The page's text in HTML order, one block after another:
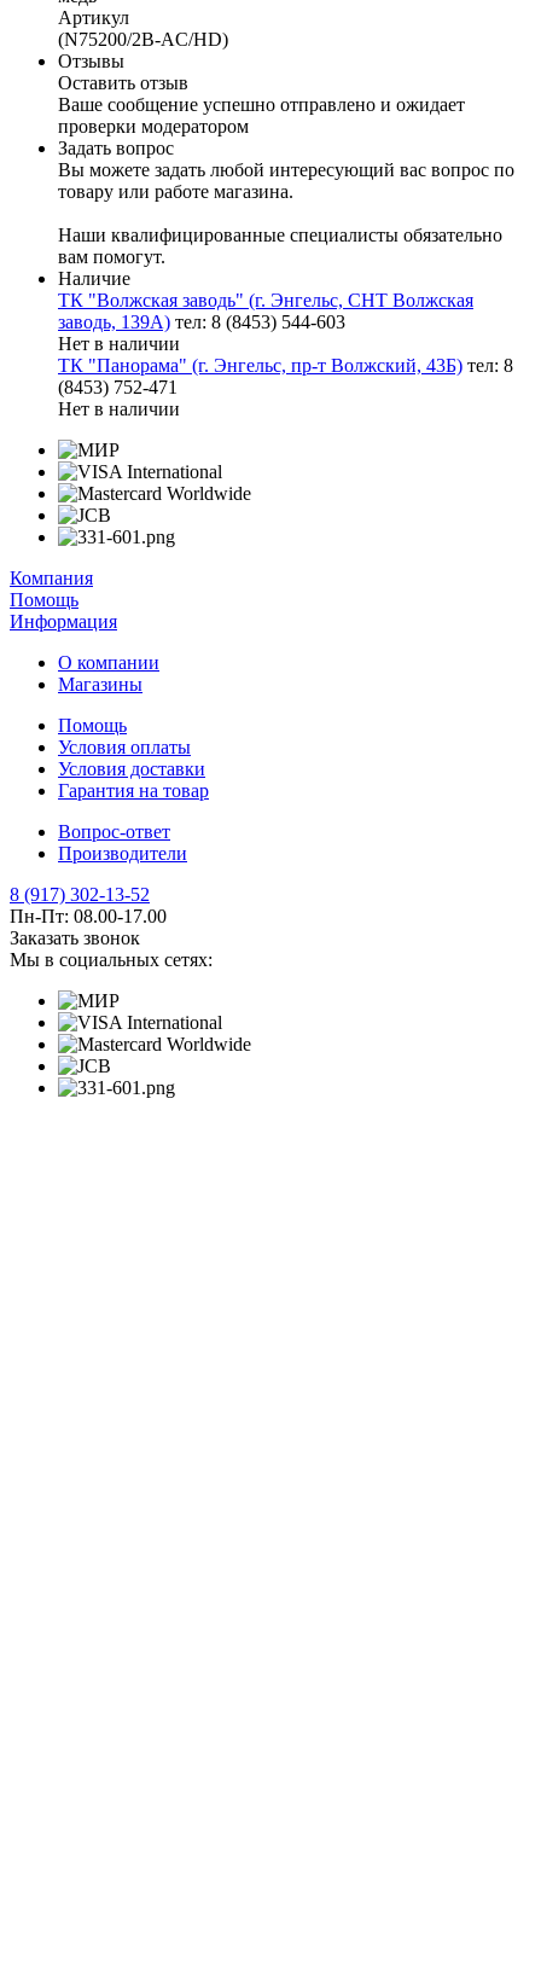
Артикул
(N75200/2B-AC/HD)
Отзывы
Оставить отзыв
Ваше сообщение успешно отправлено и ожидает
проверки модератором
Задать вопрос
Вы можете задать любой интересующий вас вопрос по
товару или работе магазина.
Наши квалифицированные специалисты обязательно
вам помогут.
Наличие
ТК "Волжская заводь" (г. Энгельс, СНТ Волжская
заводь, 139А) тел: 8 (8453) 544-603
Нет в наличии
ТК "Панорама" (г. Энгельс, пр-т Волжский, 43Б) тел: 8
(8453) 752-471
Нет в наличии
Компания
Помощь
Информация
О компании
Магазины
Помощь
Условия оплаты
Условия доставки
Гарантия на товар
Вопрос-ответ
Производители
8 (917) 302-13-52
Пн-Пт: 08.00-17.00
Заказать звонок
Мы в социальных сетях: